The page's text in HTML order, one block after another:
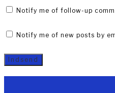
Notify me of follow-up
Notify me of new posts by